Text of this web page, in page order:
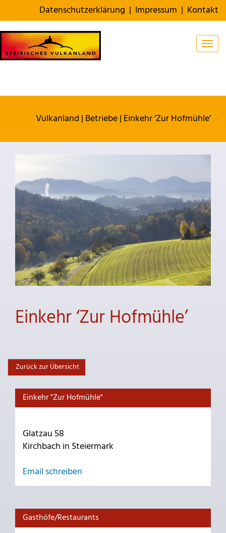
Datenschutzerklärung | Impressum | Kontakt
Vulkanland | Betriebe| Einkehr ‘Zur Hofmühle’
Einkehr ‘Zur Hofmühle’
Zurück zur Übersicht
Einkehr "Zur Hofmühle"
Glatzau 58
Kirchbach in Steiermark
Email schreiben
Gasthöfe/Restaurants